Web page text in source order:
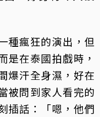
種瘋狂的演出，但
是在泰國拍戲時，
爆汗全身濕，好在
被問到家人看完的
插話：「嗯，他們